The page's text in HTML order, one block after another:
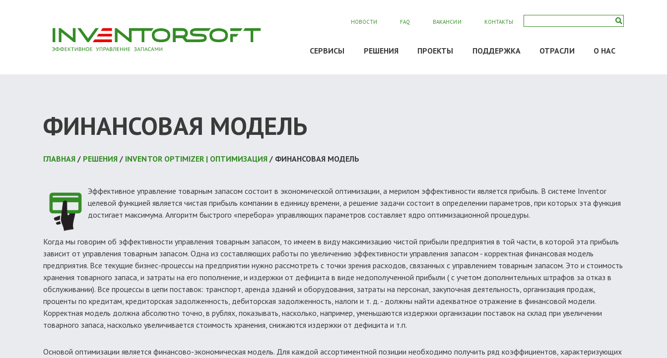
НОВОСТИ FAQ ВАКАНСИИ КОНТАКТЫ
СЕРВИСЫ РЕШЕНИЯ ПРОЕКТЫ ПОДДЕРЖКА ОТРАСЛИ О НАС
ФИНАНСОВАЯ МОДЕЛЬ
ГЛАВНАЯ / РЕШЕНИЯ / INVENTOR OPTIMIZER | ОПТИМИЗАЦИЯ / ФИНАНСОВАЯ МОДЕЛЬ
Эффективное управление товарным запасом состоит в экономической оптимизации, а мерилом эффективности является прибыль. В системе Inventor
целевой функцией является чистая прибыль компании в единицу времени, а решение задачи состоит в определении параметров, при которых эта функция
достигает максимума. Алгоритм быстрого «перебора» управляющих параметров составляет ядро оптимизационной процедуры.
Когда мы говорим об эффективности управления товарным запасом, то имеем в виду максимизацию чистой прибыли предприятия в той части, в которой эта прибыль
зависит от управления товарным запасом. Одна из составляющих работы по увеличению эффективности управления запасом - корректная финансовая модель
предприятия. Все текущие бизнес-процессы на предприятии нужно рассмотреть с точки зрения расходов, связанных с управлением товарным запасом. Это и стоимость
хранения товарного запаса, и затраты на его пополнение, и издержки от дефицита в виде недополученной прибыли ( с учетом дополнительных штрафов за отказ в
обслуживании). Все процессы в цепи поставок: транспорт, аренда зданий и оборудования, затраты на персонал, закупочная деятельность, организация продаж,
проценты по кредитам, кредиторская задолженность, дебиторская задолженность, налоги и т. д. - должны найти адекватное отражение в финансовой модели.
Корректная модель должна абсолютно точно, в рублях, показывать, насколько, например, уменьшаются издержки организации поставок на склад при увеличении
товарного запаса, насколько увеличивается стоимость хранения, снижаются издержки от дефицита и т.п.
Основой оптимизации является финансово-экономическая модель. Для каждой ассортиментной позиции необходимо получить ряд коэффициентов, характеризующих